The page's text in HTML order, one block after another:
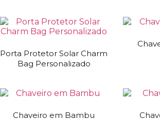
Porta Protetor Solar Charm
Bag Personalizado
Chaveiro em Bambu